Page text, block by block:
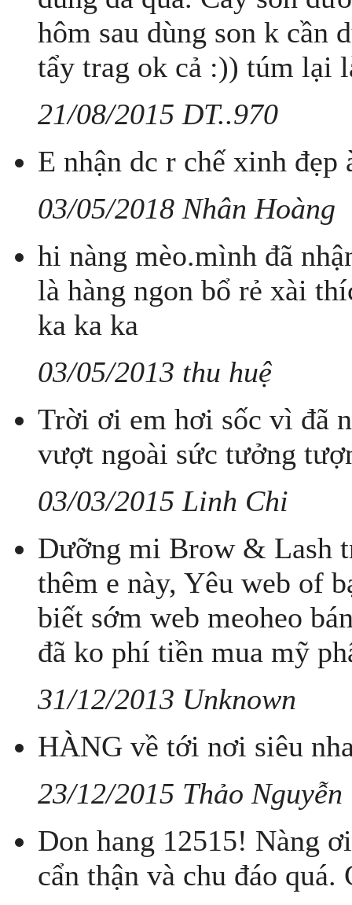
hôm sau dùng son k cần
tẩy trag ok cả :)) túm lại
21/08/2015 DT..970
E nhận dc r chế xinh
03/05/2018 Nhân Hoàng
hi nàng mèo.mình đã
là hàng ngon bổ rẻ xài
ka ka ka
03/05/2013 thu huệ
Trời ơi em hơi sốc vì đã
vượt ngoài sức tưởng
03/03/2015 Linh Chi
Dưỡng mi Brow & Lash
thêm e này, Yêu web of
biết sớm web meoheo
đã ko phí tiền mua mỹ
31/12/2013 Unknown
HÀNG về tới nơi siêu
23/12/2015 Thảo Nguyễn
Don hang 12515! Nàng
cẩn thận và chu đáo quá.